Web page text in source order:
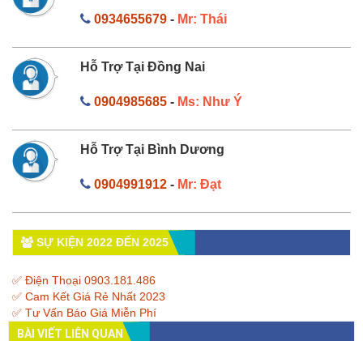
0934655679- Mr: Thái
Hỗ Trợ Tại Đồng Nai
0904985685- Ms: Như Ý
Hỗ Trợ Tại Bình Dương
0904991912- Mr: Đạt
SỰ KIỆN 2022 ĐẾN 2025
✅ Điện Thoại 0903.181.486
✅ Cam Kết Giá Rẻ Nhất 2023
✅ Tư Vấn Báo Giá Miễn Phí
BÀI VIẾT LIÊN QUAN